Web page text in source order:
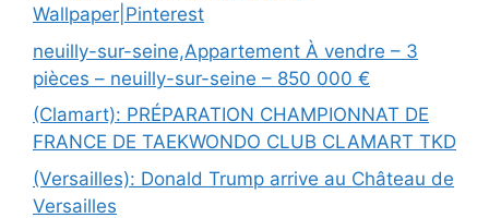
Wallpaper|Pinterest
neuilly-sur-seine,Appartement À vendre – 3
pièces – neuilly-sur-seine – 850 000 €
(Clamart): PRÉPARATION CHAMPIONNAT DE
FRANCE DE TAEKWONDO CLUB CLAMART TKD
(Versailles): Donald Trump arrive au Château de
Versailles